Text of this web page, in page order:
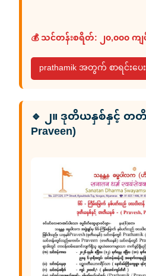
💰 သင်တန်းစရိတ်: ၂၀,၀၀၀ က
prathamik အတွက် စာရင်းပေ
🔹 ၂။ ဒုတိယနှစ်နှင့် တ
Praveen)